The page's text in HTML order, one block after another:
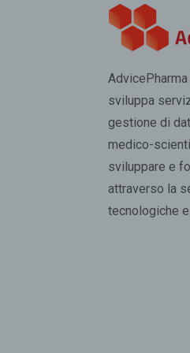
sviluppa
gestione di
medico-
sviluppare e
attraverso la
tecnologiche